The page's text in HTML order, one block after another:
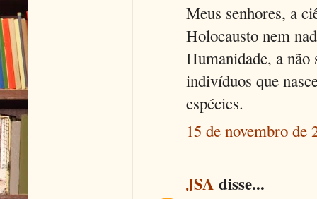
Meus senhores, a
Holocausto nem
Humanidade, a não
indivíduos que
espécies.
15 de novembro de
JSA disse...